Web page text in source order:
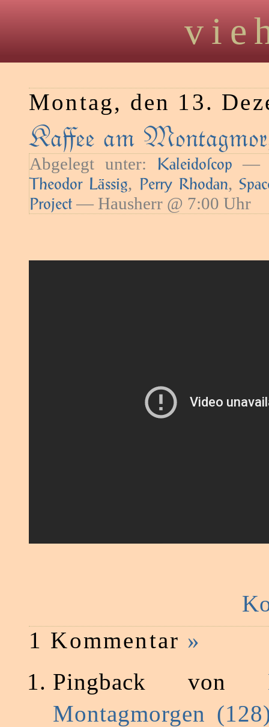
Montag, den 13.
Kaﬀee am
Abgelegt unter: Kaleidoſcop —
Theodor Lässig, Perry Rhodan,
Project — Hausherr @ 7:00 Uhr
1 Kommentar »
Pingback von
Montagmorgen